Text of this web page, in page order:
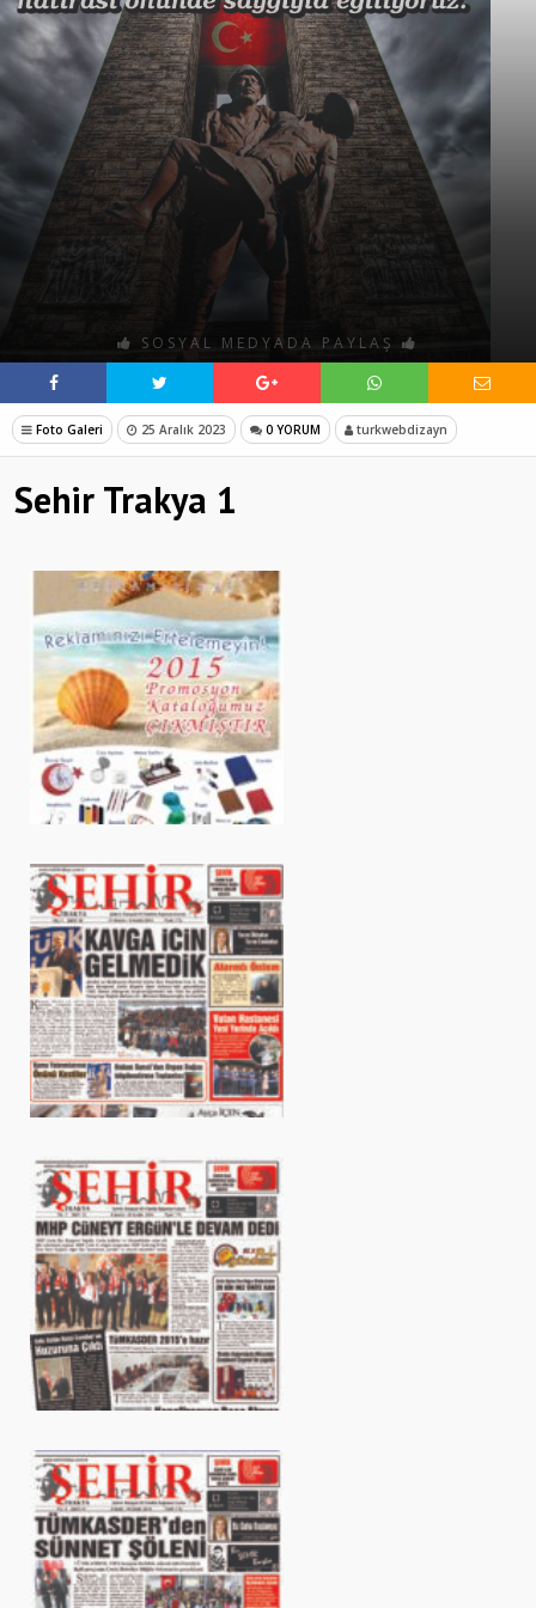
SOSYAL MEDYADA PAYLAŞ
Foto Galeri 25 Aralık 2023 0 YORUM turkwebdizayn
Sehir Trakya 1